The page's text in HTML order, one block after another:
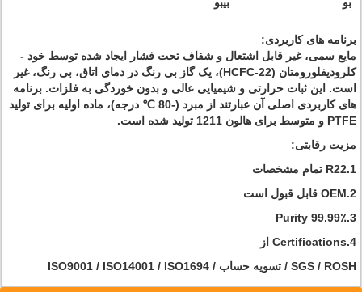
برنامه های کاربردی:
مایع سمی، غیر قابل اشتعال و شفاف تحت فشار ایجاد شده توسط خود -
کلرودیفلورومتان (HCFC-22)، یک گاز بی رنگ در دمای اتاق، بی رنگ، غیر
است. این ثبات حرارتی و شیمیایی عالی و بدون خوردگی به فلزات. برنامه
های کاربردی اصلی آن عبارتند از مبرد (-80 ℃ درجه)، ماده اولیه برای تولید
PTFE و متوسط برای هالون 1211 تولید شده است.
مزیت رقابتی:
1.R22 تمام مشخصات
2.OEM قابل قبول است
3.Purity 99.99٪
4.Certifications از
SGS / ROSH / تسویه حساب / ISO9001 / ISO14001 / ISO1694